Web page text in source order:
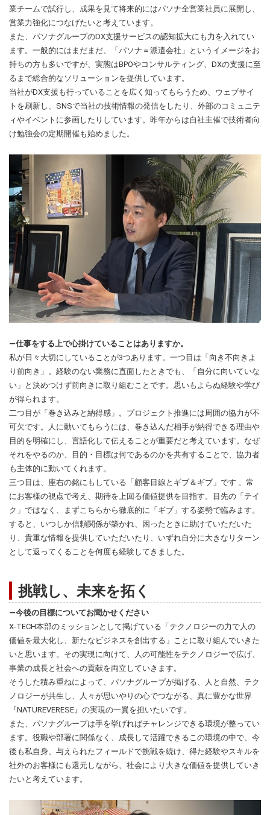
業チームで試行し、成果を見て将来的にはパソナ全営業社員に展開し、
営業力強化につなげたいと考えています。
また、パソナグループのDX支援サービスの認知拡大にも力を入れてい
ます。一般的にはまだまだ、「パソナ＝派遣会社」というイメージをお
持ちの方も多いですが、実態はBPOやコンサルティング、DXの支援に至
るまで総合的なソリューションを提供しています。
当社がDX支援も行っていることを広く知ってもらうため、ウェブサイ
トを刷新し、SNSで当社の技術情報の発信をしたり、外部のコミュニテ
ィやイベントに参画したりしています。昨年からは自社主催で技術者向
け勉強会の定期開催も始めました。
―仕事をする上で心掛けていることはありますか。
私が日々大切にしていることが3つあります。一つ目は「向き不向きよ
り前向き」。経験のない業務に直面したときでも、「自分に向いていな
い」と決めつけず前向きに取り組むことです。思いもよらぬ経験や学び
が得られます。
二つ目が「巻き込みと納得感」。プロジェクト推進には周囲の協力が不
可欠です。人に動いてもらうには、巻き込んだ相手が納得できる理由や
目的を明確にし、言語化して伝えることが重要だと考えています。なぜ
それをやるのか、目的・目標は何であるのかを共有することで、協力者
も主体的に動いてくれます。
三つ目は、座右の銘にもしている「顧客目線とギブ＆ギブ」です 。常
にお客様の視点で考え、期待を上回る価値提供を目指す。目先の「テイ
ク」ではなく、まずこちらから徹底的に「ギブ」する姿勢で臨みます。
すると、いつしか信頼関係が築かれ、困ったときに助けていただいた
り、貴重な情報を提供していただいたり、いずれ自分に大きなリターン
として返ってくることを何度も経験してきました。
挑戦し、未来を拓く
―今後の目標についてお聞かせください
X-TECH本部のミッションとして掲げている「テクノロジーの力で人の
価値を最大化し、新たなビジネスを創出する」ことに取り組んでいきた
いと思います。その実現に向けて、人の可能性をテクノロジーで広げ、
事業の成長と社会への貢献を両立していきます。
そうした積み重ねによって、パソナグループが掲げる、人と自然、テク
ノロジーが共生し、人々が思いやりの心でつながる、真に豊かな世界
『NATUREVERESE』の実現の一翼を担いたいです。
また、パソナグループは手を挙げればチャレンジできる環境が整ってい
ます。役職や部署に関係なく、成長して活躍できるこの環境の中で、今
後も私自身、与えられたフィールドで挑戦を続け、得た経験やスキルを
社外のお客様にも還元しながら、社会により大きな価値を提供していき
たいと考えています。